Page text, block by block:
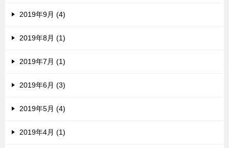
2019年9月 (4)
2019年8月 (1)
2019年7月 (1)
2019年6月 (3)
2019年5月 (4)
2019年4月 (1)